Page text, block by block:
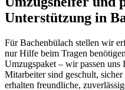
Unterstützung in
Für Bachenbülach stellen wir
nur Hilfe beim Tragen
Umzugspaket – wir passen uns
Mitarbeiter sind geschult,
erhalten freundliche,